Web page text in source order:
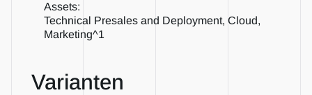
Assets:
Technical Presales and Deployment, Cloud,
Marketing^1
Varianten